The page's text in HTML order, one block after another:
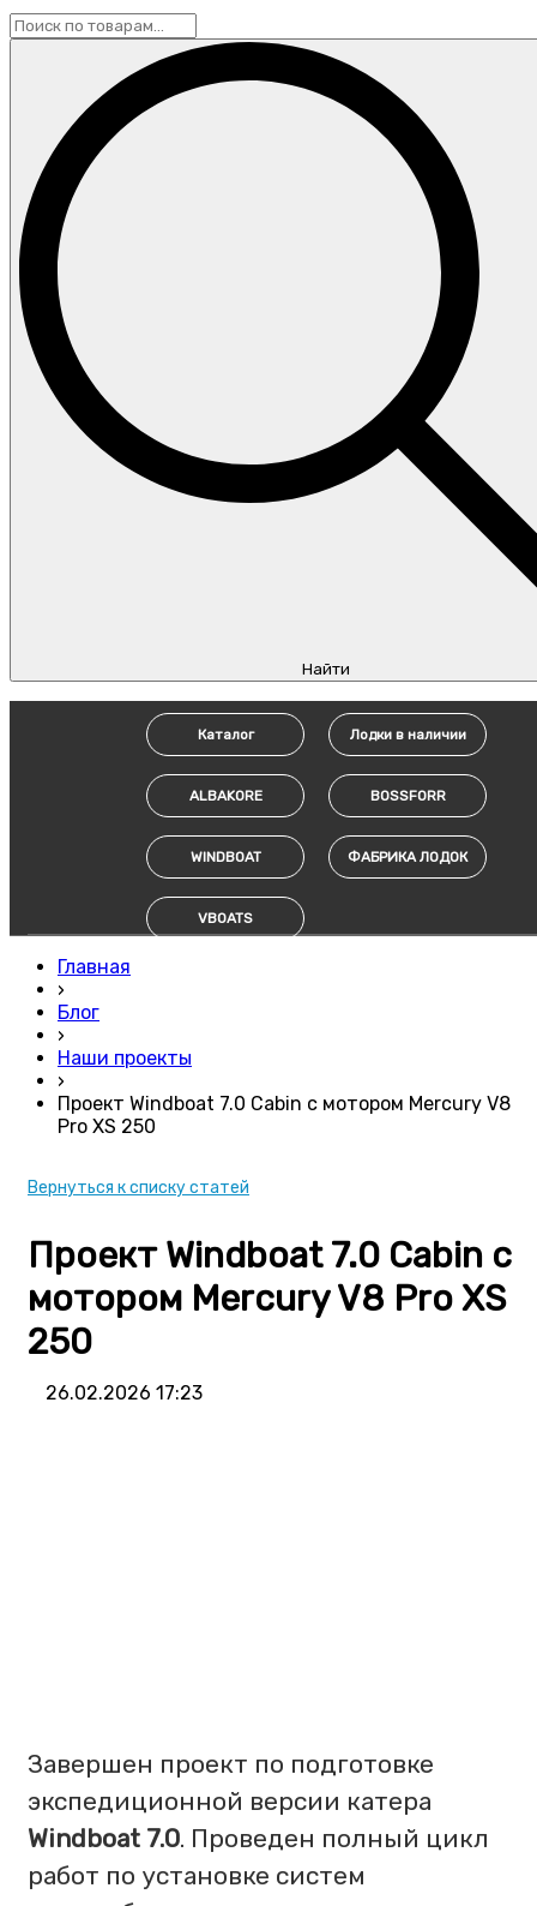
Найти
Каталог Лодки в наличии
ALBAKORE BOSSFORR
WINDBOAT ФАБРИКА ЛОДОК
VBOATS
Главная
›
Блог
›
Наши проекты
›
Проект Windboat 7.0 Cabin с мотором Mercury V8
Pro XS 250
Вернуться к списку статей
Проект Windboat 7.0 Cabin с
мотором Mercury V8 Pro XS
250
26.02.2026 17:23
Завершен проект по подготовке
экспедиционной версии катера
Windboat 7.0. Проведен полный цикл
работ по установке систем